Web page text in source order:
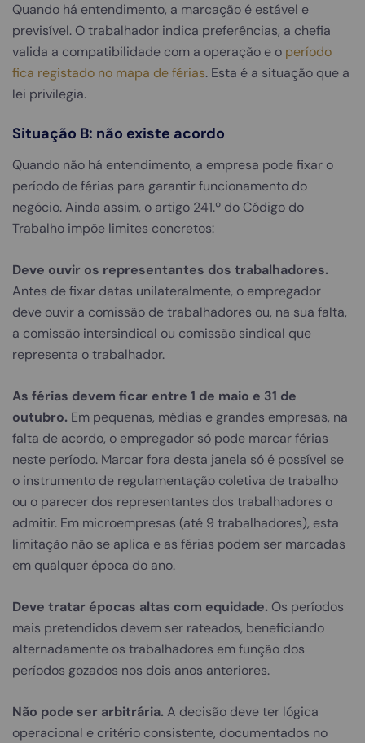
Quando há entendimento, a marcação é estável e
previsível. O trabalhador indica preferências, a chefia
valida a compatibilidade com a operação e o período
fica registado no mapa de férias. Esta é a situação que a
lei privilegia.
Situação B: não existe acordo
Quando não há entendimento, a empresa pode fixar o
período de férias para garantir funcionamento do
negócio. Ainda assim, o artigo 241.º do Código do
Trabalho impõe limites concretos:
Deve ouvir os representantes dos trabalhadores.
Antes de fixar datas unilateralmente, o empregador
deve ouvir a comissão de trabalhadores ou, na sua falta,
a comissão intersindical ou comissão sindical que
representa o trabalhador.
As férias devem ficar entre 1 de maio e 31 de
outubro. Em pequenas, médias e grandes empresas, na
falta de acordo, o empregador só pode marcar férias
neste período. Marcar fora desta janela só é possível se
o instrumento de regulamentação coletiva de trabalho
ou o parecer dos representantes dos trabalhadores o
admitir. Em microempresas (até 9 trabalhadores), esta
limitação não se aplica e as férias podem ser marcadas
em qualquer época do ano.
Deve tratar épocas altas com equidade. Os períodos
mais pretendidos devem ser rateados, beneficiando
alternadamente os trabalhadores em função dos
períodos gozados nos dois anos anteriores.
Não pode ser arbitrária.A decisão deve ter lógica
operacional e critério consistente, documentados no